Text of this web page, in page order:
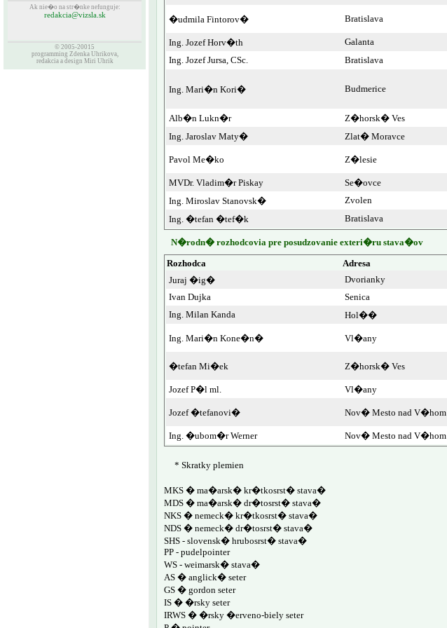
�udmila Fintorov� Bratislava
Ing. Jozef Horv�th
Galanta
Ing. Jozef Jursa, CSc.
Bratislava
Ing. Mari�n Kori� Budmerice
Alb�n Lukn�r
Z�horsk� Ves
Ing. Jaroslav Maty�
Zlat� Moravce
Pavol Me�ko Z�lesie
MVDr. Vladim�r Piskay
Se�ovce
Ing. Miroslav Stanovsk�
Zvolen
Ing. �tefan �tef�k
Bratislava
N�rodn� rozhodcovia pre posudzovanie exteri�ru stava�ov
Rozhodca Adresa
Juraj �ig�
Dvorianky
Ivan Dujka
Senica
Ing. Milan Kanda
Hol��
Ing. Mari�n Kone�n� Vl�any
�tefan Mi�ek Z�horsk� Ves
Jozef P�l ml.
Vl�any
Jozef �tefanovi� Nov� Mesto nad V�hom
Ing. �ubom�r Werner
Nov� Mesto nad V�hom
* Skratky plemien
MKS � ma�arsk� kr�tkosrst� stava�
MDS � ma�arsk� dr�tosrst� stava�
NKS � nemeck� kr�tkosrst� stava�
NDS � nemeck� dr�tosrst� stava�
SHS - slovensk� hrubosrst� stava�
PP - pudelpointer
WS - weimarsk� stava�
AS � anglick� seter
GS � gordon seter
IS � �rsky seter
IRWS � �rsky �erveno-biely seter
Ak nie�o na str�nke nefunguje:
redakcia@vizsla.sk
© 2005-20015
programming Zdenka Uhrikova,
redakcia a design Miri Uhrik